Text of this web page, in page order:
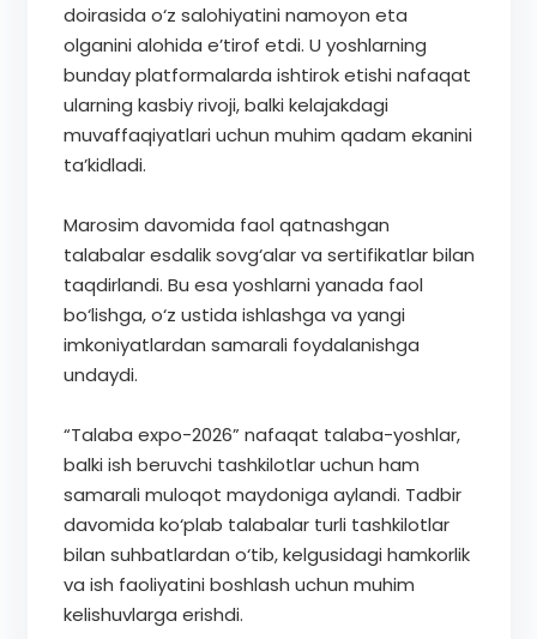
doirasida o‘z salohiyatini namoyon eta
olganini alohida e’tirof etdi. U yoshlarning
bunday platformalarda ishtirok etishi nafaqat
ularning kasbiy rivoji, balki kelajakdagi
muvaffaqiyatlari uchun muhim qadam ekanini
ta’kidladi.
Marosim davomida faol qatnashgan
talabalar esdalik sovg‘alar va sertifikatlar bilan
taqdirlandi. Bu esa yoshlarni yanada faol
bo‘lishga, o‘z ustida ishlashga va yangi
imkoniyatlardan samarali foydalanishga
undaydi.
“Talaba expo-2026” nafaqat talaba-yoshlar,
balki ish beruvchi tashkilotlar uchun ham
samarali muloqot maydoniga aylandi. Tadbir
davomida ko‘plab talabalar turli tashkilotlar
bilan suhbatlardan o‘tib, kelgusidagi hamkorlik
va ish faoliyatini boshlash uchun muhim
kelishuvlarga erishdi.